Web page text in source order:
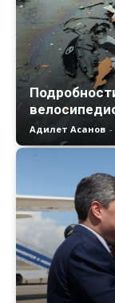
Адилет Асанов -